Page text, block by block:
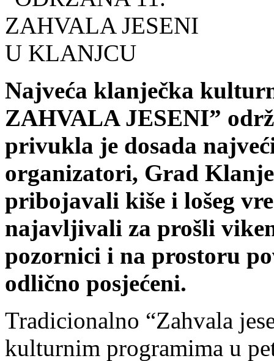
Najveća klanječka
ZAHVALA JESENI”
privukla je dosada
organizatori, Grad
pribojavali kiše i lošeg
najavljivali za prošli
pozornici i na prostoru
odlično posjećeni.
Tradicionalno “Zahvala
kulturnim programima u